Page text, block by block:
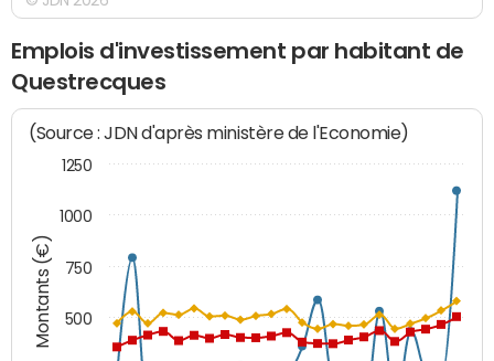
Emplois d'investissement par habitant de
Questrecques
Montants (€)
(Source : JDN d'après ministère de l'Economie)
500
750
1000
1250